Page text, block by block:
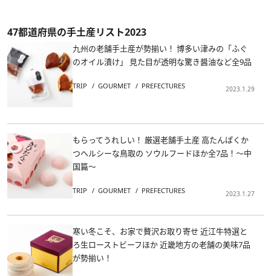
47都道府県の手土産リスト2023
九州の老舗手土産が勢揃い！ 博多い津みの「ふぐ
のオイル漬け」 見た目が透明な驚き醤油など全9品
TRIP GOURMET PREFECTURES 2023.1.29
もらってうれしい！ 厳選老舗手土産 高たんぱくか
つヘルシーな鳥取の ソウルフードほか全7品！～中
国篇～
TRIP GOURMET PREFECTURES 2023.1.27
寒い冬こそ、お家で贅沢お取り寄せ 近江牛特選と
ろ生ローストビーフほか 近畿地方の老舗の美味7品
が勢揃い！